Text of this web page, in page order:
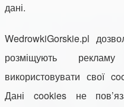
дані.
WedrowkiGorskie.pl
розміщують
використовувати свої
Дані cookies не